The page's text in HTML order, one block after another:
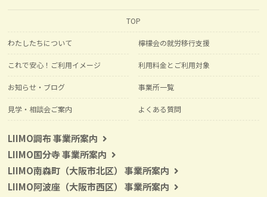
TOP
わたしたちについて 檸檬会の就労移行支援
これで安心！ご利用イメージ 利用料金とご利用対象
お知らせ・ブログ 事業所一覧
見学・相談会ご案内 よくある質問
LIIMO調布 事業所案内
LIIMO国分寺 事業所案内
LIIMO南森町（大阪市北区） 事業所案内
LIIMO阿波座（大阪市西区） 事業所案内